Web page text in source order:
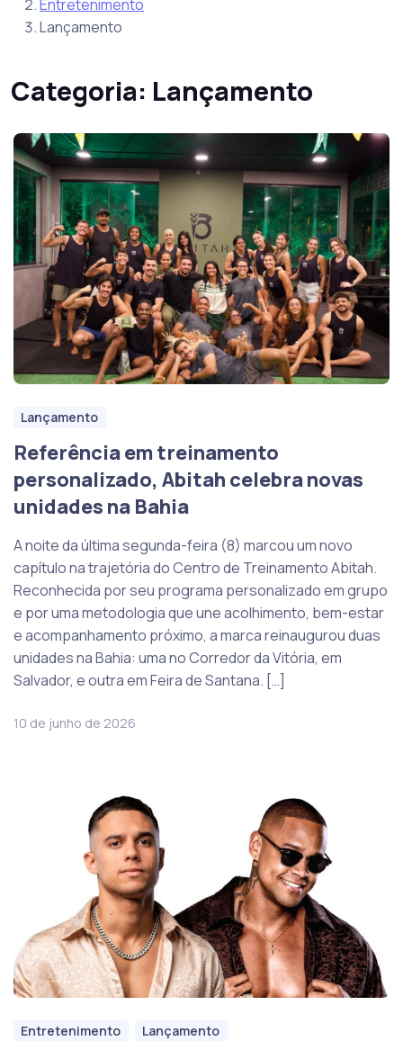
Entretenimento
Lançamento
Categoria: Lançamento
Lançamento
Referência em treinamento
personalizado, Abitah celebra novas
unidades na Bahia
A noite da última segunda-feira (8) marcou um novo
capítulo na trajetória do Centro de Treinamento Abitah.
Reconhecida por seu programa personalizado em grupo
e por uma metodologia que une acolhimento, bem-estar
e acompanhamento próximo, a marca reinaugurou duas
unidades na Bahia: uma no Corredor da Vitória, em
Salvador, e outra em Feira de Santana. […]
10 de junho de 2026
Entretenimento Lançamento